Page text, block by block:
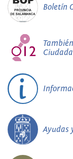
Boletín
Ayudas